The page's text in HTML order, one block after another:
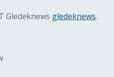
Gledeknews gledeknews.